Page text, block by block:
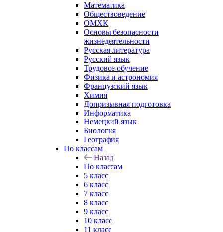
Математика
Обществоведение
ОМХК
Основы безопасности
жизнедеятельности
Русская литература
Русский язык
Трудовое обучение
Физика и астрономия
Французский язык
Химия
Допризывная подготовка
Информатика
Немецкий язык
Биология
География
По классам
Назад
По классам
5 класс
6 класс
7 класс
8 класс
9 класс
10 класс
11 класс